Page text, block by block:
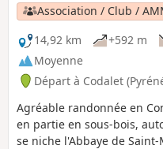
Association / Club /
14,92 km
+592 m
Moyenne
Départ à Codalet
Agréable randonnée en
en partie en sous-bois,
se niche l'Abbaye de